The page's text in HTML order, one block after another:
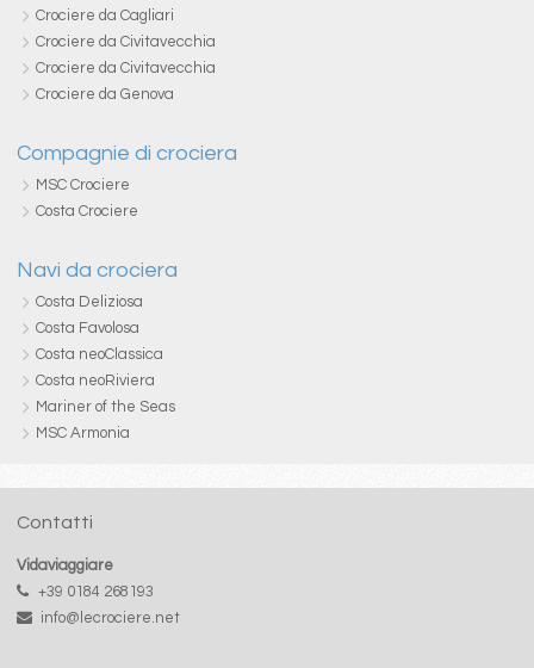
Crociere da Cagliari
Crociere da Civitavecchia
Crociere da Civitavecchia
Crociere da Genova
Compagnie di crociera
MSC Crociere
Costa Crociere
Navi da crociera
Costa Deliziosa
Costa Favolosa
Costa neoClassica
Costa neoRiviera
Mariner of the Seas
MSC Armonia
Contatti
Vidaviaggiare
+39 0184 268193
info@lecrociere.net